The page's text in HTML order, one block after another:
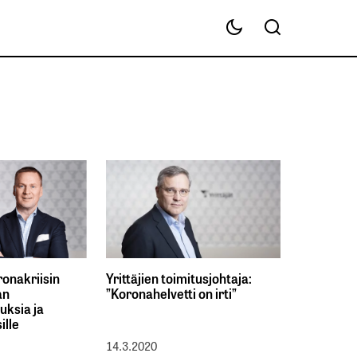
ja
Yrittäjien toimitusjohtaja:
”Koronahelvetti on irti”
14.3.2020